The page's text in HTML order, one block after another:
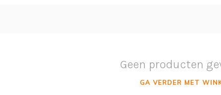
Geen producten
GA VERDER MET